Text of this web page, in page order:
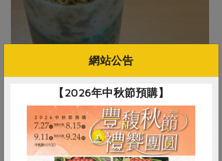
網站公告
【2026年中秋節預購】